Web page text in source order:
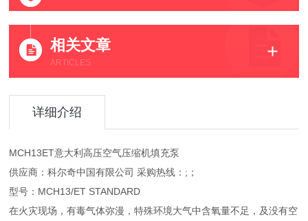
相关文章
ARTICLES
详细介绍
MCH13ET意大利高压空气压缩机填充泵
供应商：科尔奇中国有限公司 采购热线：;；
型号：MCH13/ET STANDARD
在火灾现场，有毒气体弥漫，特殊环境大气中含氧量不足，及没有空